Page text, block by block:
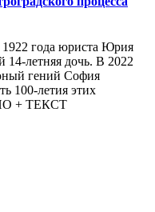
года юриста Юрия
14-летняя дочь. В 2022
гений София
100-летия этих
+ ТЕКСТ